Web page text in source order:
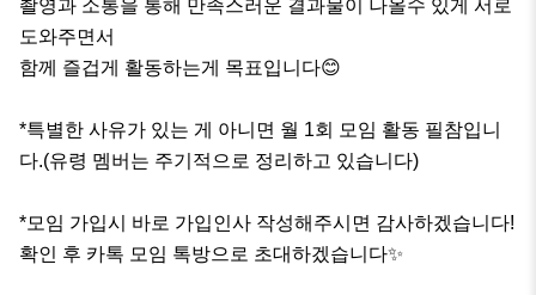
촬영과 소통을 통해 만족스러운 결과물이 나올수 있게 서로
도와주면서
함께 즐겁게 활동하는게 목표입니다😊
*특별한 사유가 있는 게 아니면 월 1회 모임 활동 필참입니
다.(유령 멤버는 주기적으로 정리하고 있습니다)
*모임 가입시 바로 가입인사 작성해주시면 감사하겠습니다!
확인 후 카톡 모임 톡방으로 초대하겠습니다✨